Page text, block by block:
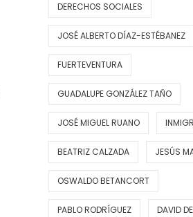
DERECHOS SOCIALES
JOSÉ ALBERTO DÍAZ-ESTÉBANEZ
FUERTEVENTURA
GUADALUPE GONZÁLEZ TAÑO
JOSÉ MIGUEL RUANO
BEATRIZ CALZADA JESÚS
OSWALDO BETANCORT
PABLO RODRÍGUEZ DAVID